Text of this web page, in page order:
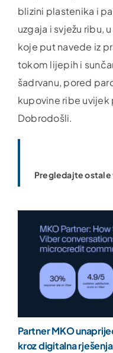
blizini plastenika i
uzgaja i svježu ribu,
koje put navede iz
tokom lijepih i
šadrvanu, pored
kupovine ribe
Dobrodošli.
Pregledajte
Partner MKO
kroz digitalna